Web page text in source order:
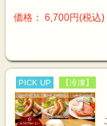
価格： 6,700円(税込)
PICK UP 【冷凍】